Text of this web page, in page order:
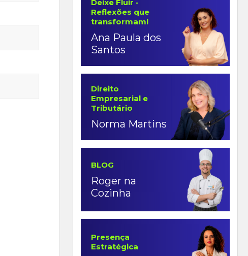
Deixe Fluir -
Reflexões que
transformam!
Ana Paula dos
Santos
Direito
Empresarial e
Tributário
Norma Martins
BLOG
Roger na
Cozinha
Presença
Estratégica